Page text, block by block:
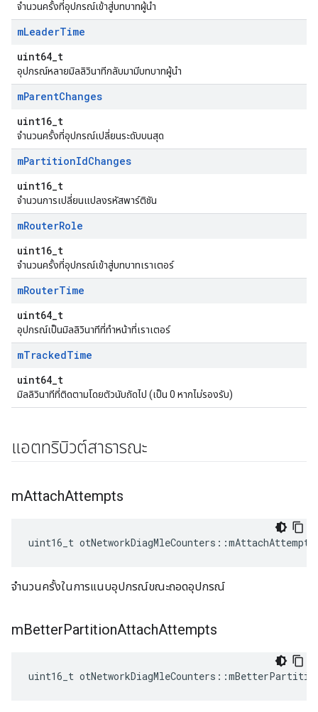
จำนวนครั้งที่อุปกรณ์เข้าสู่บทบาทผู้นำ
mLeaderTime
uint64_t
อุปกรณ์หลายมิลลิวินาทีกลับมามีบทบาทผู้นำ
mParentChanges
uint16_t
จำนวนครั้งที่อุปกรณ์เปลี่ยนระดับบนสุด
mPartitionIdChanges
uint16_t
จำนวนการเปลี่ยนแปลงรหัสพาร์ติชัน
mRouterRole
uint16_t
จำนวนครั้งที่อุปกรณ์เข้าสู่บทบาทเราเตอร์
mRouterTime
uint64_t
อุปกรณ์เป็นมิลลิวินาทีที่ทำหน้าที่เราเตอร์
mTrackedTime
uint64_t
มิลลิวินาทีที่ติดตามโดยตัวนับถัดไป (เป็น 0 หากไม่รองรับ)
แอตทริบิวต์สาธารณะ
mAttachAttempts
uint16_t otNetworkDiagMleCounters ::mAttachAttempts
จำนวนครั้งในการแนบอุปกรณ์ขณะถอดอุปกรณ์
mBetterPartitionAttachAttempts
uint16_t otNetworkDiagMleCounters ::